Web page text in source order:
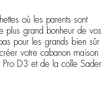
où les parents sont
plus grand bonheur de vos
pour les grands bien sûr
votre cabanon maison
D3 et de la colle Sader